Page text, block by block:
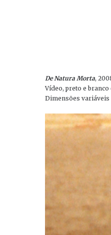
De Natura Morta,
Vídeo, preto e
Dimensões variáveis